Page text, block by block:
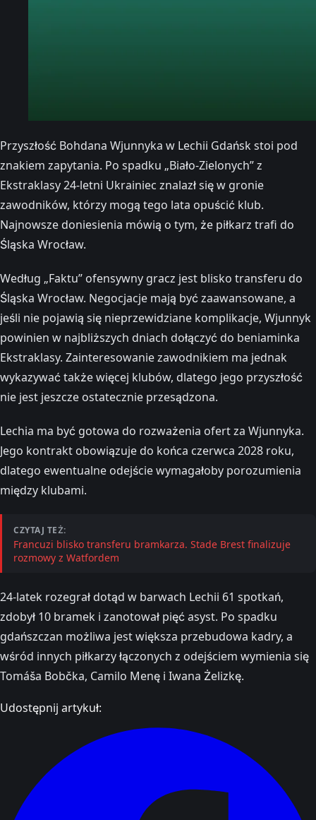
Przyszłość Bohdana Wjunnyka w Lechii Gdańsk stoi pod
znakiem zapytania. Po spadku „Biało-Zielonych” z
Ekstraklasy 24-letni Ukrainiec znalazł się w gronie
zawodników, którzy mogą tego lata opuścić klub.
Najnowsze doniesienia mówią o tym, że piłkarz trafi do
Śląska Wrocław.
Według „Faktu” ofensywny gracz jest blisko transferu do
Śląska Wrocław. Negocjacje mają być zaawansowane, a
jeśli nie pojawią się nieprzewidziane komplikacje, Wjunnyk
powinien w najbliższych dniach dołączyć do beniaminka
Ekstraklasy. Zainteresowanie zawodnikiem ma jednak
wykazywać także więcej klubów, dlatego jego przyszłość
nie jest jeszcze ostatecznie przesądzona.
Lechia ma być gotowa do rozważenia ofert za Wjunnyka.
Jego kontrakt obowiązuje do końca czerwca 2028 roku,
dlatego ewentualne odejście wymagałoby porozumienia
między klubami.
CZYTAJ TEŻ:
Francuzi blisko transferu bramkarza. Stade Brest finalizuje
rozmowy z Watfordem
24-latek rozegrał dotąd w barwach Lechii 61 spotkań,
zdobył 10 bramek i zanotował pięć asyst. Po spadku
gdańszczan możliwa jest większa przebudowa kadry, a
wśród innych piłkarzy łączonych z odejściem wymienia się
Tomáša Bobčka, Camilo Menę i Iwana Żelizkę.
Udostępnij artykuł: